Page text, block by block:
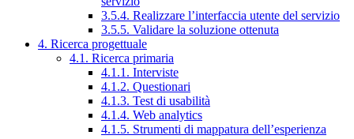
3.5.4. Realizzare l’interfaccia utente del servizio
3.5.5. Validare la soluzione ottenuta
4. Ricerca progettuale
4.1. Ricerca primaria
4.1.1. Interviste
4.1.2. Questionari
4.1.3. Test di usabilità
4.1.4. Web analytics
4.1.5. Strumenti di mappatura dell’esperienza